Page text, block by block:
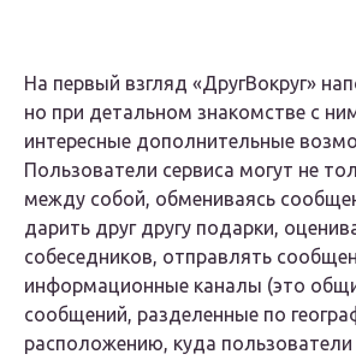
На первый взгляд «ДругВокруг»
но при детальном знакомстве с
интересные дополнительные
Пользователи сервиса могут не
между собой, обмениваясь
дарить друг другу подарки,
собеседников, отправлять
информационные каналы (это
сообщений, разделенные по
расположению, куда